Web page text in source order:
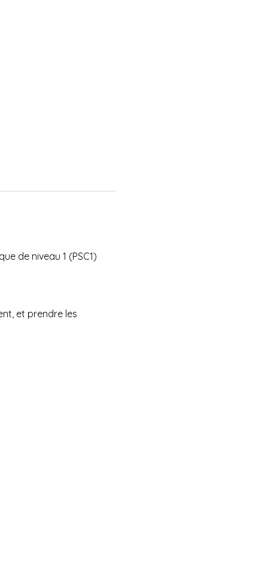
de niveau 1 (PSC1)
et prendre les